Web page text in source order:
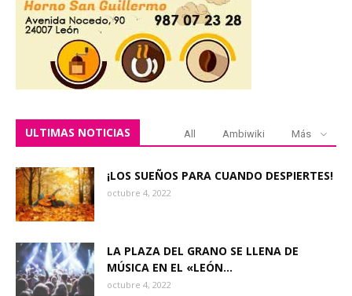
ULTIMAS NOTICIAS All Ambiwiki Más
¡LOS SUEÑOS PARA CUANDO DESPIERTES!
octubre 4, 2022
LA PLAZA DEL GRANO SE LLENA DE
MÚSICA EN EL «LEÓN...
octubre 4, 2022